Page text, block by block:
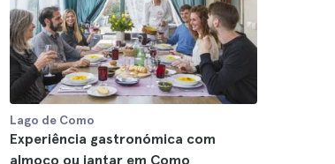
Lago de Como
Experiência gastronómica com
almoço ou jantar em Como